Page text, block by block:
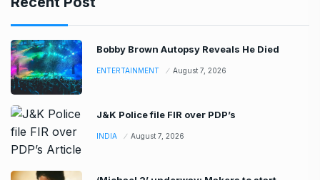
Bobby Brown Autopsy Reveals He Died
ENTERTAINMENT August 7, 2026
J&K Police file FIR over PDP’s
INDIA August 7, 2026